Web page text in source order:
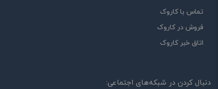
تماس با کاروک
فروش در کاروک
اتاق خبر کاروک
دنبال کردن در شبکه‌های اجتماعی: